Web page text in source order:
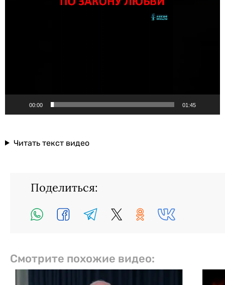
00:00 01:45
Читать текст видео
Поделиться:
Смотрите похожие видео: